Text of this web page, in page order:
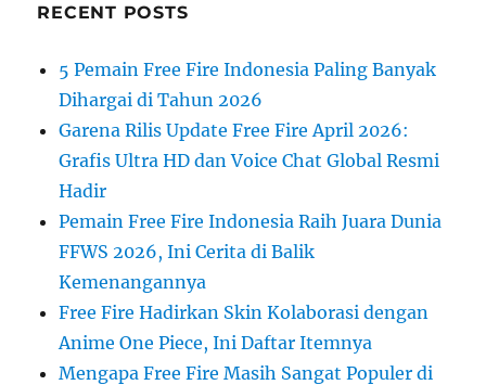
RECENT POSTS
5 Pemain Free Fire Indonesia Paling Banyak
Dihargai di Tahun 2026
Garena Rilis Update Free Fire April 2026:
Grafis Ultra HD dan Voice Chat Global Resmi
Hadir
Pemain Free Fire Indonesia Raih Juara Dunia
FFWS 2026, Ini Cerita di Balik
Kemenangannya
Free Fire Hadirkan Skin Kolaborasi dengan
Anime One Piece, Ini Daftar Itemnya
Mengapa Free Fire Masih Sangat Populer di